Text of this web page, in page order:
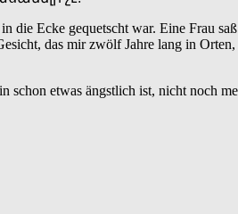
Ecke gequetscht war. Eine Frau
das mir zwölf Jahre lang in
schon etwas ängstlich ist, nicht noch